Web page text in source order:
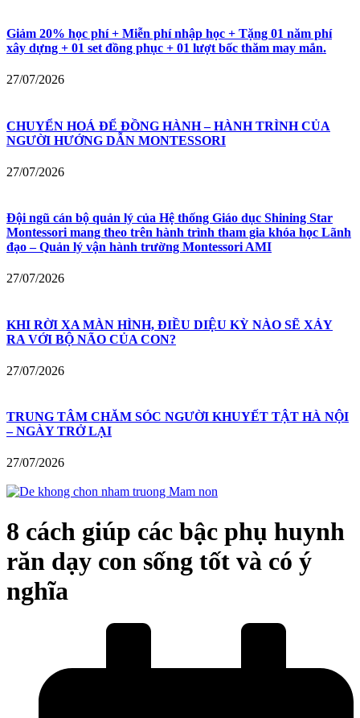
Giảm 20% học phí + Miễn phí nhập học + Tặng 01 năm phí
xây dựng + 01 set đồng phục + 01 lượt bốc thăm may mắn.
27/07/2026
CHUYỂN HOÁ ĐỂ ĐỒNG HÀNH – HÀNH TRÌNH CỦA
NGƯỜI HƯỚNG DẪN MONTESSORI
27/07/2026
Đội ngũ cán bộ quản lý của Hệ thống Giáo dục Shining Star
Montessori mang theo trên hành trình tham gia khóa học Lãnh
đạo – Quản lý vận hành trường Montessori AMI
27/07/2026
KHI RỜI XA MÀN HÌNH, ĐIỀU DIỆU KỲ NÀO SẼ XẢY
RA VỚI BỘ NÃO CỦA CON?
27/07/2026
TRUNG TÂM CHĂM SÓC NGƯỜI KHUYẾT TẬT HÀ NỘI
– NGÀY TRỞ LẠI
27/07/2026
8 cách giúp các bậc phụ huynh
răn dạy con sống tốt và có ý
nghĩa